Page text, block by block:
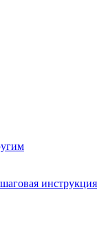
инструкция